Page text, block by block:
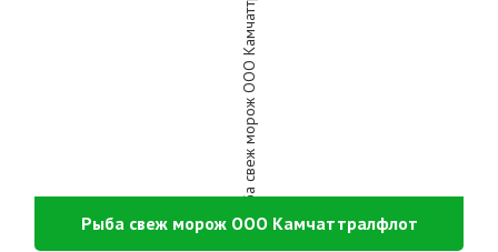
Рыба свеж морож ООО Камчаттралфлот